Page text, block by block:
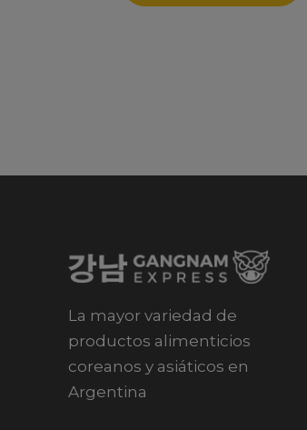
La mayor variedad de
productos alimenticios
coreanos y asiáticos en
Argentina